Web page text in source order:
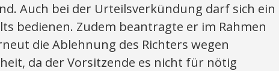
Auch bei der Urteilsverkündung darf sich ein
bedienen. Zudem beantragte er im Rahmen
die Ablehnung des Richters wegen
da der Vorsitzende es nicht für nötig